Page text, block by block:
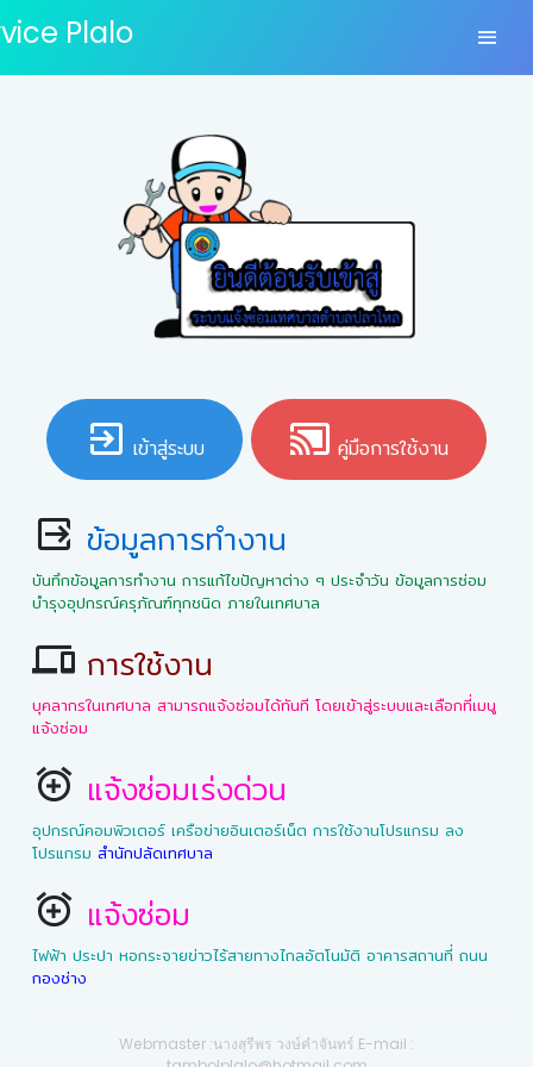
Plalo
เข้าสู่ระบบ คู่มือการใช้งาน
ข้อมูลการทำงาน
บันทึกข้อมูลการทำงาน การแก้ไขปัญหาต่าง ๆ ประจำวัน ข้อมูลการซ่อม
บำรุงอุปกรณ์ครุภัณฑ์ทุกชนิด ภายในเทศบาล
การใช้งาน
บุคลากรในเทศบาล สามารถแจ้งซ่อมได้ทันที โดยเข้าสู่ระบบและเลือกที่เมนู
แจ้งซ่อม
แจ้งซ่อมเร่งด่วน
อุปกรณ์คอมพิวเตอร์ เครือข่ายอินเตอร์เน็ต การใช้งานโปรแกรม ลง
โปรแกรม สำนักปลัดเทศบาล
แจ้งซ่อม
ไฟฟ้า ประปา หอกระจายข่าวไร้สายทางไกลอัตโนมัติ อาคารสถานที่ ถนน
กองช่าง
Webmaster :นางสุรีพร วงษ์คำจันทร์ E-mail :